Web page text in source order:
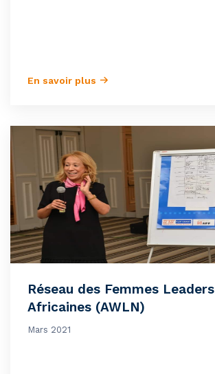
En savoir plus
Réseau des Femmes Leaders
Africaines (AWLN)
Mars 2021